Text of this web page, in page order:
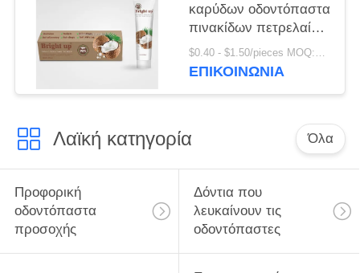
καρύδων οδοντόπαστα
πινακίδων πετρελαίου
αντι οδοντική
$0.40 - $1.50/pieces MOQ:240 κομμάτια
ΕΠΙΚΟΙΝΩΝΊΑ
Λαϊκή κατηγορία Όλα
Προφορική
οδοντόπαστα
προσοχής
Δόντια που
λευκαίνουν τις
οδοντόπαστες